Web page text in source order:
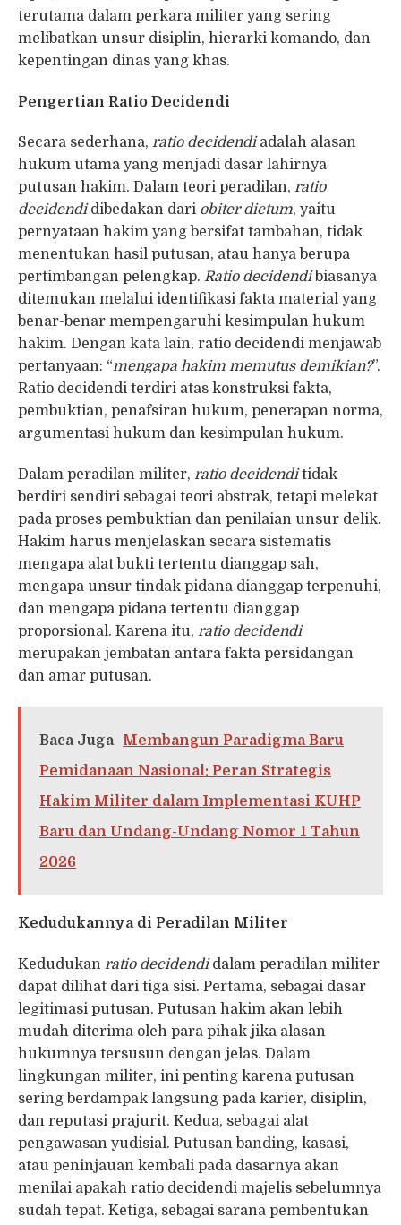
terutama dalam perkara militer yang sering
melibatkan unsur disiplin, hierarki komando, dan
kepentingan dinas yang khas.
Pengertian Ratio Decidendi
Secara sederhana, ratio decidendiadalah alasan
hukum utama yang menjadi dasar lahirnya
putusan hakim. Dalam teori peradilan, ratio
decidendidibedakan dari obiter dictum, yaitu
pernyataan hakim yang bersifat tambahan, tidak
menentukan hasil putusan, atau hanya berupa
pertimbangan pelengkap. Ratio decidendibiasanya
ditemukan melalui identifikasi fakta material yang
benar-benar mempengaruhi kesimpulan hukum
hakim. Dengan kata lain, ratio decidendi menjawab
pertanyaan: “mengapa hakim memutus demikian?”.
Ratio decidendi terdiri atas konstruksi fakta,
pembuktian, penafsiran hukum, penerapan norma,
argumentasi hukum dan kesimpulan hukum.
Dalam peradilan militer, ratio decidenditidak
berdiri sendiri sebagai teori abstrak, tetapi melekat
pada proses pembuktian dan penilaian unsur delik.
Hakim harus menjelaskan secara sistematis
mengapa alat bukti tertentu dianggap sah,
mengapa unsur tindak pidana dianggap terpenuhi,
dan mengapa pidana tertentu dianggap
proporsional. Karena itu, ratio decidendi
merupakan jembatan antara fakta persidangan
dan amar putusan.
Baca Juga
Membangun Paradigma Baru
Pemidanaan Nasional: Peran Strategis
Hakim Militer dalam Implementasi KUHP
Baru dan Undang-Undang Nomor 1 Tahun
2026
Kedudukannya di Peradilan Militer
Kedudukan ratio decidendidalam peradilan militer
dapat dilihat dari tiga sisi. Pertama, sebagai dasar
legitimasi putusan. Putusan hakim akan lebih
mudah diterima oleh para pihak jika alasan
hukumnya tersusun dengan jelas. Dalam
lingkungan militer, ini penting karena putusan
sering berdampak langsung pada karier, disiplin,
dan reputasi prajurit. Kedua, sebagai alat
pengawasan yudisial. Putusan banding, kasasi,
atau peninjauan kembali pada dasarnya akan
menilai apakah ratio decidendi majelis sebelumnya
sudah tepat. Ketiga, sebagai sarana pembentukan